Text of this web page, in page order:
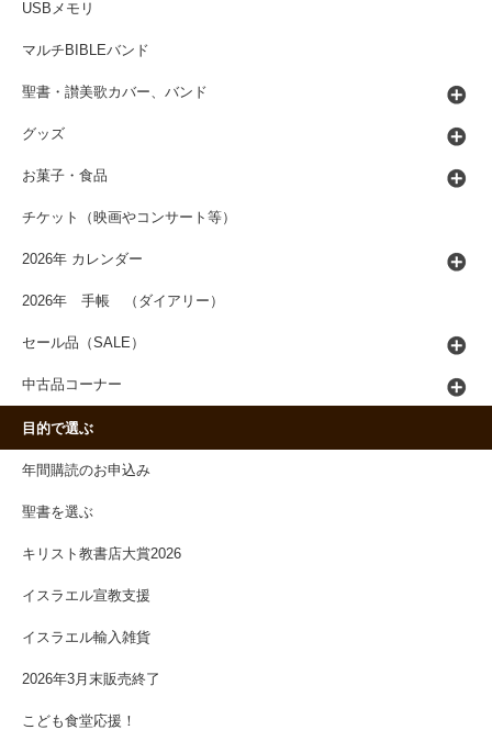
USBメモリ
マルチBIBLEバンド
聖書・讃美歌カバー、バンド
グッズ
お菓子・食品
チケット（映画やコンサート等）
2026年 カレンダー
2026年 手帳 （ダイアリー）
セール品（SALE）
中古品コーナー
目的で選ぶ
年間購読のお申込み
聖書を選ぶ
キリスト教書店大賞2026
イスラエル宣教支援
イスラエル輸入雑貨
2026年3月末販売終了
こども食堂応援！